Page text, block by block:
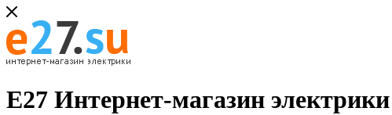
Е27 Интернет-магазин